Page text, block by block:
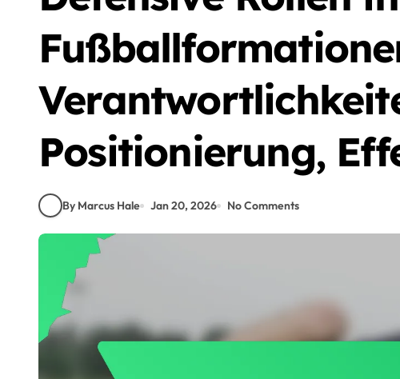
Positionierung,
By Marcus Hale Jan 20, 2026 No Comments